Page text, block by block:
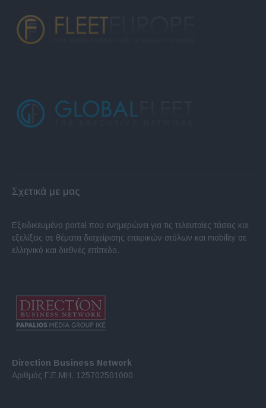
Σχετικά με μας
Εξειδικευμένο portal που ενημερώνει για τις τελευταίες τάσεις και
εξελίξεις σε θέματα διαχείρισης εταιρικών στόλων και mobility σε
ελληνικό και διεθνές επίπεδο.
Direction Business Network
Αριθμός Γ.Ε.ΜΗ. 125702501000